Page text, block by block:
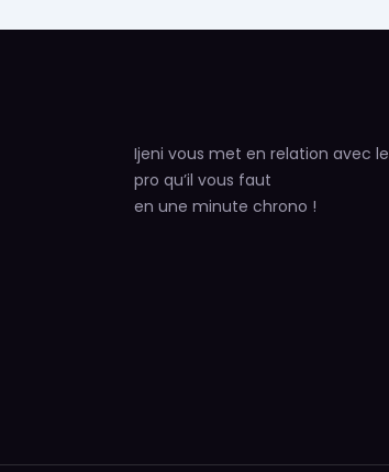
Ijeni vous met en relation avec le
pro qu’il vous faut
en une minute chrono !